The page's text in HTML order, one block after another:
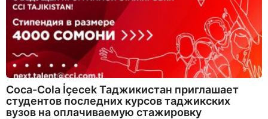
Coca-Cola İçecek Таджикистан приглашает
студентов последних курсов таджикских
вузов на оплачиваемую стажировку